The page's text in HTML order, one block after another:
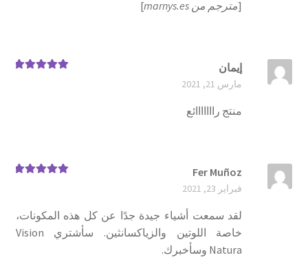
[مترجم من marnys.es ]
إيمان
مارس 21, 2021
منتج رااااااائع
Fer Muñoz
فبراير 23, 2021
لقد سمعت أشياء جيدة جدًا عن كل هذه المكونات،
خاصة اللوتين والزياكسانثين. سأشتري Vision
Natura وسأخبرك.